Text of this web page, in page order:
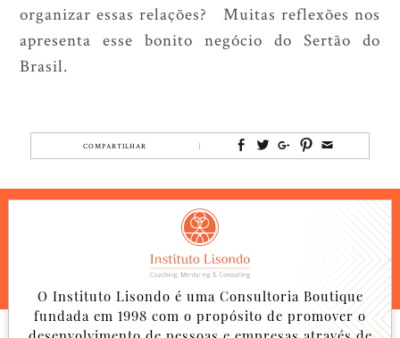
organizar essas relações? Muitas reflexões nos
apresenta esse bonito negócio do Sertão do
Brasil.
COMPARTILHAR
O Instituto Lisondo é uma Consultoria Boutique
fundada em 1998 com o propósito de promover o